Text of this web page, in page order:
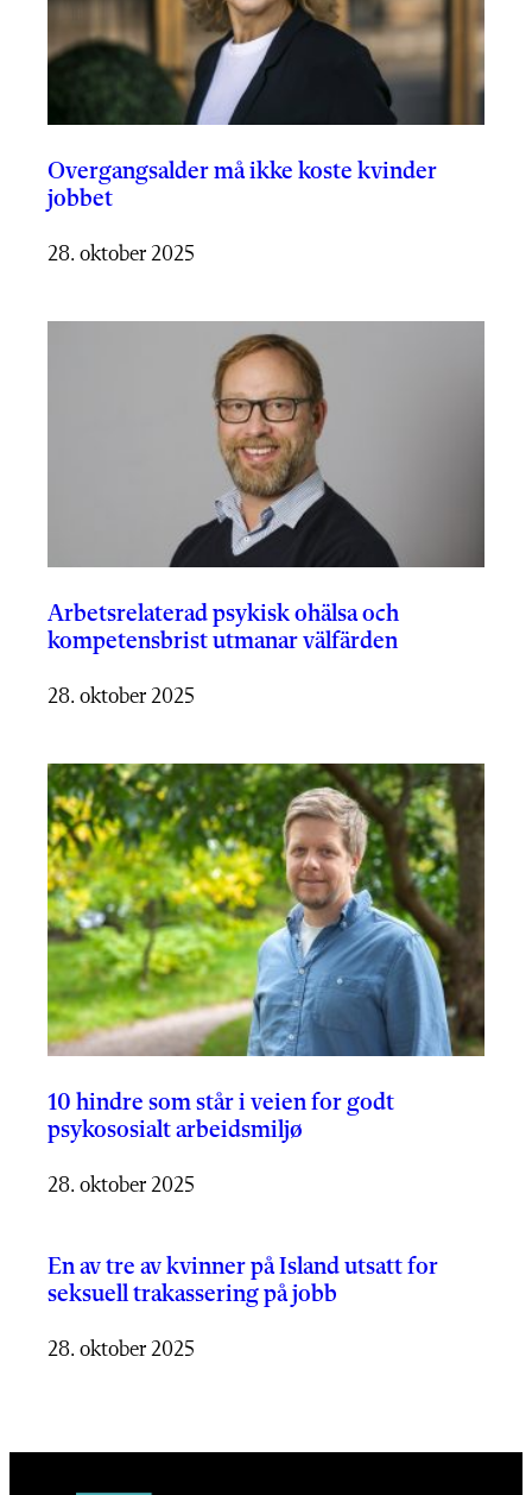
Overgangsalder må ikke koste kvinder
jobbet
28. oktober 2025
Arbetsrelaterad psykisk ohälsa och
kompetensbrist utmanar välfärden
28. oktober 2025
10 hindre som står i veien for godt
psykososialt arbeidsmiljø
28. oktober 2025
En av tre av kvinner på Island utsatt for
seksuell trakassering på jobb
28. oktober 2025